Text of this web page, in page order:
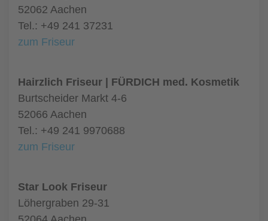
52062 Aachen
Tel.: +49 241 37231
zum Friseur
Hairzlich Friseur | FÜRDICH med. Kosmetik
Burtscheider Markt 4-6
52066 Aachen
Tel.: +49 241 9970688
zum Friseur
Star Look Friseur
Löhergraben 29-31